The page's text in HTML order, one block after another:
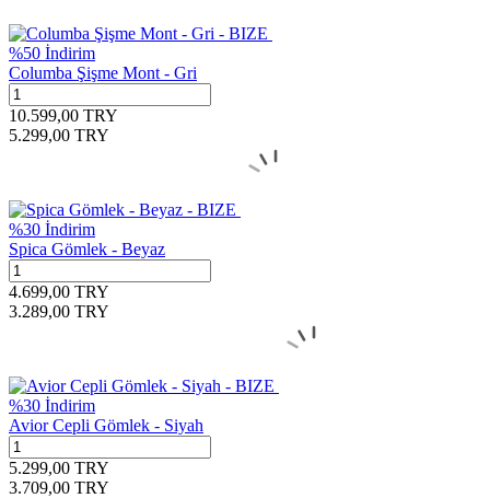
%50 İndirim
Columba Şişme Mont - Gri
10.599,00 TRY
5.299,00 TRY
%30 İndirim
Spica Gömlek - Beyaz
4.699,00 TRY
3.289,00 TRY
%30 İndirim
Avior Cepli Gömlek - Siyah
5.299,00 TRY
3.709,00 TRY